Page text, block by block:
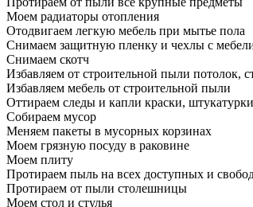
Моем радиаторы отопления
Отодвигаем легкую мебель при мытье пола
Снимаем защитную пленку и чехлы с
Снимаем скотч
Избавляем от строительной пыли потолок,
Избавляем мебель от строительной пыли
Оттираем следы и капли краски,
Собираем мусор
Меняем пакеты в мусорных корзинах
Моем грязную посуду в раковине
Моем плиту
Протираем пыль на всех доступных и
Протираем от пыли столешницы
Моем стол и стулья